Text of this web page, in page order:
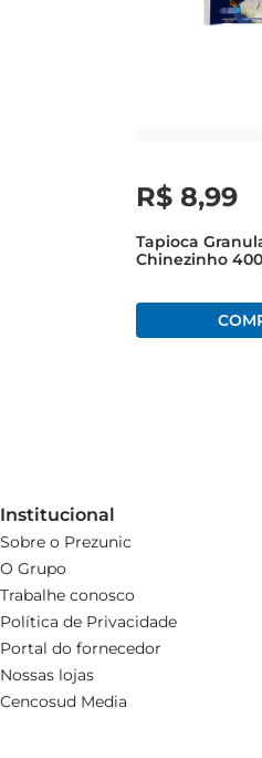
R$ 8,99
Tapioca
Chinezinho
Institucional
Sobre o Prezunic
O Grupo
Trabalhe conosco
Política de Privacidade
Portal do fornecedor
Nossas lojas
Cencosud Media